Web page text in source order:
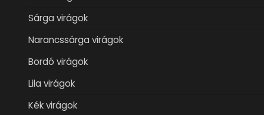
Sárga virágok
Narancssárga virágok
Bordó virágok
Lila virágok
Kék virágok